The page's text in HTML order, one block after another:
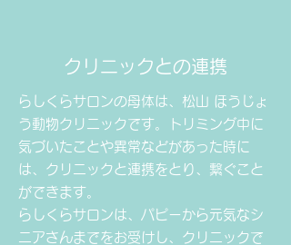
​クリニックとの連携
らしくらサロンの母体は、 松山 ほうじょ
う動物クリニックです。
トリミング中に
気づいたことや異常などがあった時に
は、クリニックと連携をとり、繋ぐこと
ができます。
らしくらサロンは、パピーから元気なシ
ニアさんまでをお受けし、 クリニックで